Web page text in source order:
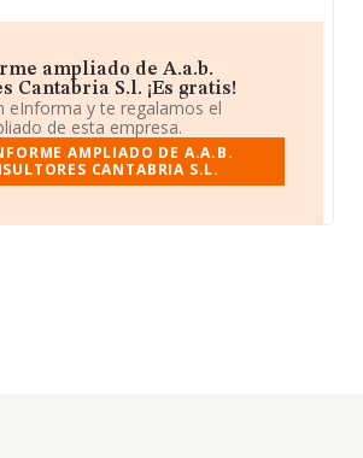
ampliado de A.a.b.
Cantabria S.l. ¡Es gratis!
eInforma y te regalamos el
de esta empresa.
AMPLIADO DE A.A.B.
CANTABRIA S.L.